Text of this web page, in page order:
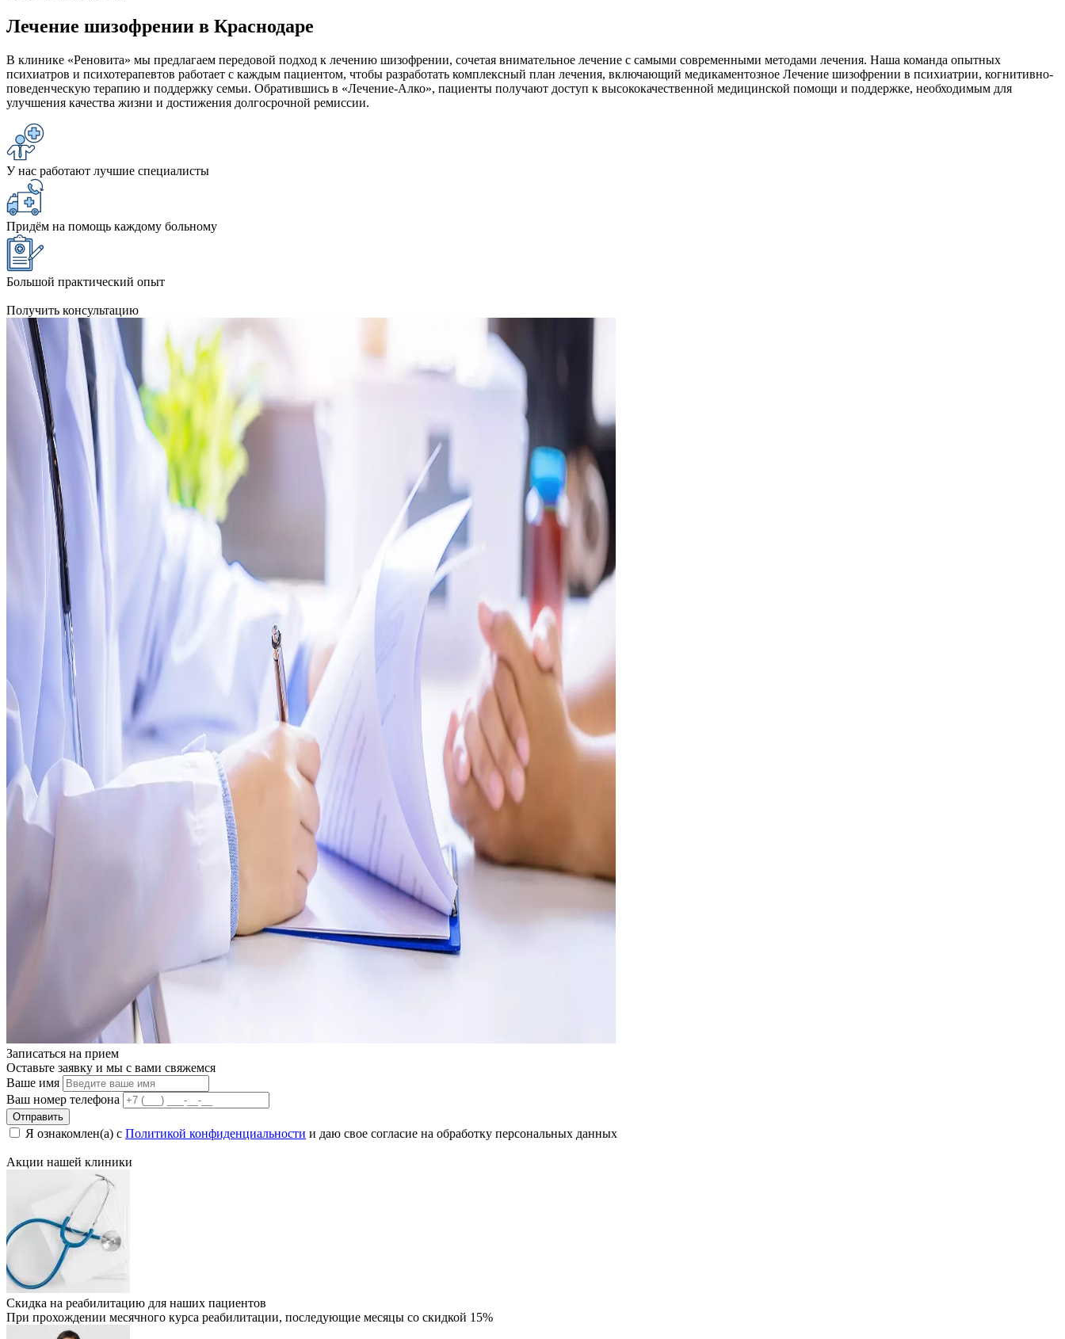
Лечение шизофрении в Краснодаре
В клинике «Реновита» мы предлагаем передовой подход к лечению шизофрении, сочетая внимательное лечение с самыми современными методами лечения. Наша команда опытных
психиатров и психотерапевтов работает с каждым пациентом, чтобы разработать комплексный план лечения, включающий медикаментозное Лечение шизофрении в психиатрии, когнитивно-
поведенческую терапию и поддержку семьи. Обратившись в «Лечение-Алко», пациенты получают доступ к высококачественной медицинской помощи и поддержке, необходимым для
улучшения качества жизни и достижения долгосрочной ремиссии.
У нас работают лучшие специалисты
Придём на помощь каждому больному
Большой практический опыт
Получить консультацию
Записаться на прием
Оставьте заявку и мы с вами свяжемся
Ваше имя
Ваш номер телефона
Отправить
Я ознакомлен(а) с Политикой конфиденциальности и даю свое cогласие на обработку персональных данных
Акции нашей клиники